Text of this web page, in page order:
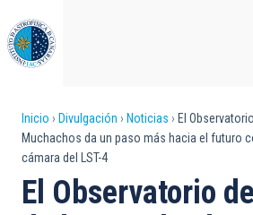
al
contenido
principal
Sobrescribir
enlaces
de
Inicio Divulgación Noticias
El
Muchachos da un paso más hacia el futuro
cámara del LST-4
El Observatorio